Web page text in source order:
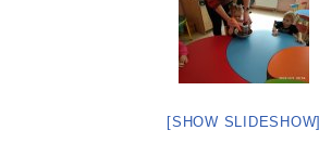
[SHOW SLIDESHOW]